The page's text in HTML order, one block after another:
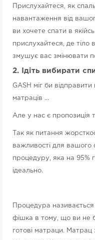
Прислухайтеся, як
навантаження від
ви хочете спати в
прислухайтеся, де тіло
змушує вас змінювати
2. Ідіть вибирати
GASH міг би
матраців ...
Але у нас є пропозиція
Так як питання
важливості для вашого
процедуру, яка на 95%
ідеально.
Процедура називається
фішка в тому, що ви не
готові матраци. Матрац